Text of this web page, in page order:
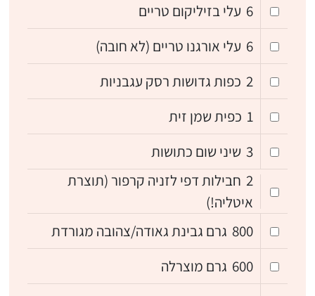
6 עלי בזיליקום טריים
6 עלי אורגנו טריים (לא חובה)
2 כפות גדושות רסק עגבניות
1 כפית שמן זית
3 שיני שום כתושות
2 חבילות דפי לזניה קרפור (תוצרת
איטליה!)
800 גרם גבינת גאודה/צהובה מגורדת
600 גרם מוצרלה